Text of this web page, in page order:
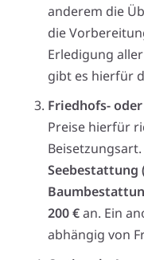
anderem die
die
Erledigung
gibt es hierfür
Friedhofs-
Preise hierfür
Seebestattung
200 €an. Ein
abhängig von